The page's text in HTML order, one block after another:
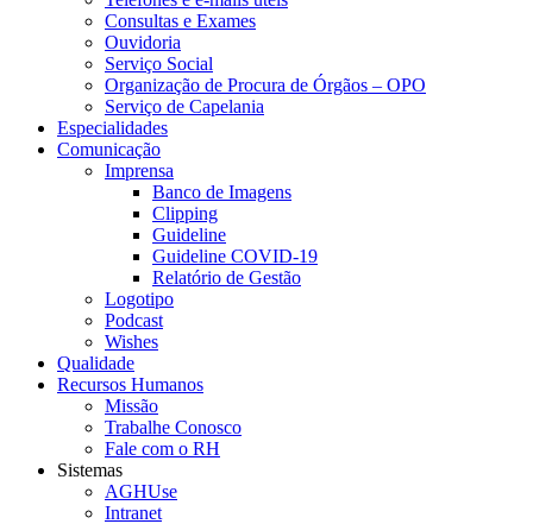
Consultas e Exames
Ouvidoria
Serviço Social
Organização de Procura de Órgãos – OPO
Serviço de Capelania
Especialidades
Comunicação
Imprensa
Banco de Imagens
Clipping
Guideline
Guideline COVID-19
Relatório de Gestão
Logotipo
Podcast
Wishes
Qualidade
Recursos Humanos
Missão
Trabalhe Conosco
Fale com o RH
Sistemas
AGHUse
Intranet